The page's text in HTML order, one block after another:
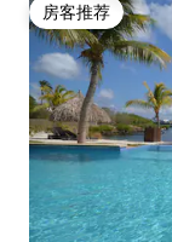
房客推荐
房客推荐